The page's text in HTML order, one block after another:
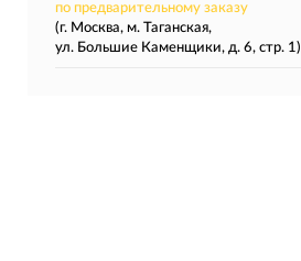
по предварительному заказу
(г. Москва, м. Таганская,
ул. Большие Каменщики, д. 6, стр. 1)